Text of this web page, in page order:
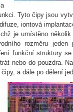
Tyto čipy jsou
iontová
je umístěno
rozměru
funkční struktury
nebo do pouzdra.
a dále po dělení